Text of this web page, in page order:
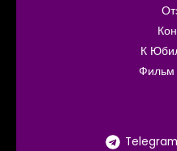
К
Фильм
Telegram